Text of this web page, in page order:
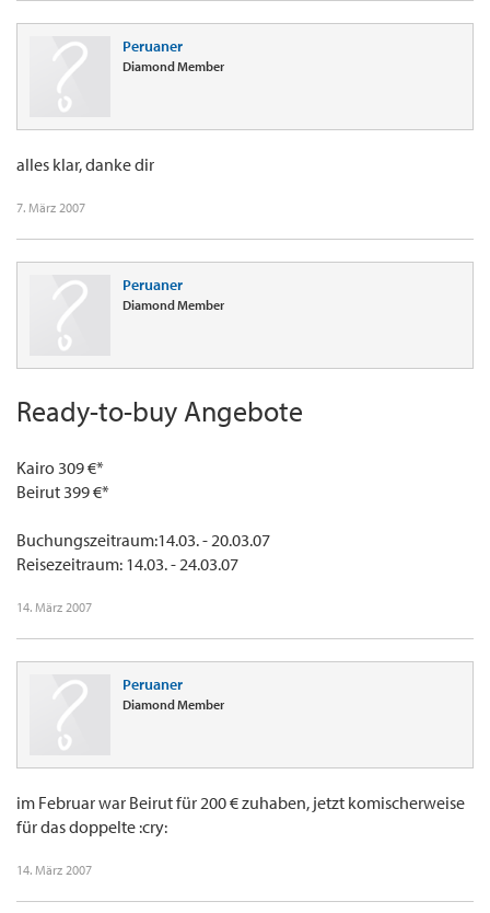
Peruaner
Diamond Member
alles klar, danke dir
7. März 2007
Peruaner
Diamond Member
Ready-to-buy Angebote
Kairo 309 €*
Beirut 399 €*
Buchungszeitraum:14.03. - 20.03.07
Reisezeitraum: 14.03. - 24.03.07
14. März 2007
Peruaner
Diamond Member
im Februar war Beirut für 200 € zuhaben, jetzt komischerweise
für das doppelte :cry:
14. März 2007